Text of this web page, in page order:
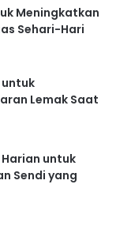
Meningkatkan
Sehari-Hari
Lemak Saat
untuk
Sendi yang